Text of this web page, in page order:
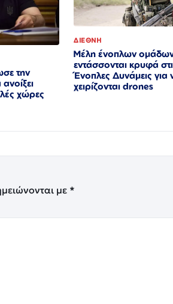
την
χώρες
ΔΙΕΘΝΗ
Μέλη ένοπλων
εντάσσονται κρυφά
Ένοπλες Δυνάμεις
χειρίζονται drones
με *